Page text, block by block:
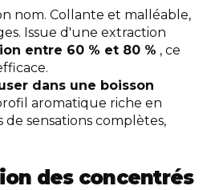
nom. Collante et malléable,
Issue d'une extraction
entre 60 % et 80 % , ce
dans une boisson
aromatique riche en
sensations complètes,
des concentrés